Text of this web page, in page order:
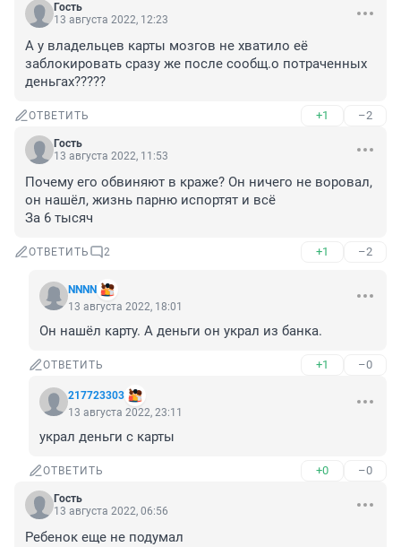
Гость
13 августа 2022, 12:23
А у владельцев карты мозгов не хватило её
заблокировать сразу же после сообщ.о потраченных
деньгах?????
ОТВЕТИТЬ +1 –2
Гость
13 августа 2022, 11:53
Почему его обвиняют в краже? Он ничего не воровал,
он нашёл, жизнь парню испортят и всё
За 6 тысяч
ОТВЕТИТЬ 2 +1 –2
NNNN
13 августа 2022, 18:01
Он нашёл карту. А деньги он украл из банка.
ОТВЕТИТЬ +1 –0
217723303
13 августа 2022, 23:11
украл деньги с карты
ОТВЕТИТЬ +0 –0
Гость
13 августа 2022, 06:56
Ребенок еще не подумал